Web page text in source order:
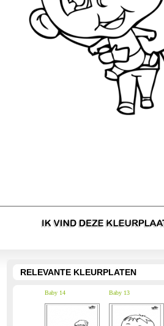
RELEVANTE KLEURPLATEN
Baby 14 Baby 13